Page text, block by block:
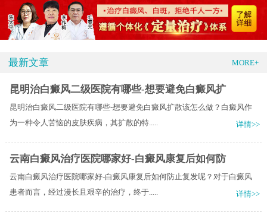
最新文章 MORE+
昆明治白癜风二级医院有哪些-想要避免白癜风扩
昆明治白癜风二级医院有哪些-想要避免白癜风扩散该怎么做？白癜风作
为一种令人苦恼的皮肤疾病，其扩散的特.....
详情>>
云南白癜风治疗医院哪家好-白癜风康复后如何防
云南白癜风治疗医院哪家好-白癜风康复后如何防止复发呢？对于白癜风
患者而言，经过漫长且艰辛的治疗，终于.....
详情>>